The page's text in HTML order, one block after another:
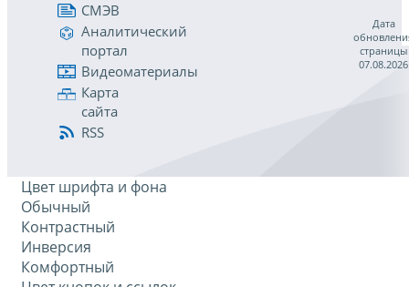
СМЭВ
Аналитический
портал
Видеоматериалы
Карта
сайта
RSS
Дата
страницы
07.08.2026
Цвет шрифта и фона
Обычный
Контрастный
Инверсия
Комфортный